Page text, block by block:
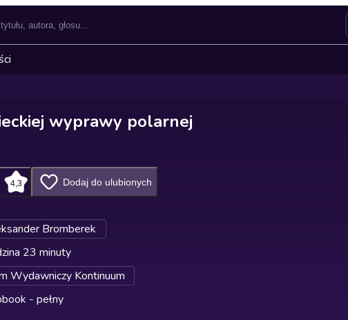
wyprawy polarnej
4,3 Dodaj do ulubionych
Bromberek
23 minuty
Wydawniczy Kontinuum
- pełny